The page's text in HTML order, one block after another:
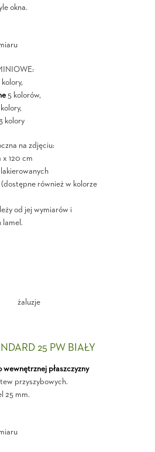
okna.
5 kolorów,
kolory
na zdjęciu:
120 cm
również w kolorze
od jej wymiarów i
lamel.
25 PW BIAŁY
wewnętrznej płaszczyzny
przyszybowych.
25 mm.